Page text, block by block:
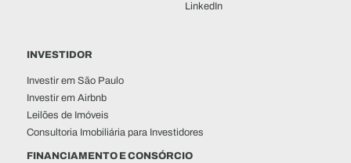
LinkedIn
INVESTIDOR
Investir em São Paulo
Investir em Airbnb
Leilões de Imóveis
Consultoria Imobiliária para Investidores
FINANCIAMENTO E CONSÓRCIO